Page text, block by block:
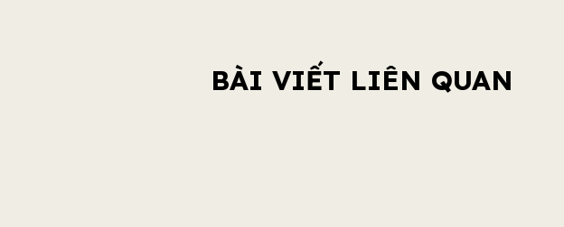
BÀI VIẾT LIÊN QUAN